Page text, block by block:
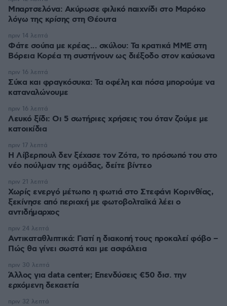
Μπαρτσελόνα: Ακύρωσε φιλικό παιχνίδι στο Μαρόκο
λόγω της κρίσης στη Θέουτα
Φάτε σούπα με κρέας... σκύλου: Τα κρατικά ΜΜΕ στη
Βόρεια Κορέα τη συστήνουν ως διέξοδο στον καύσωνα
πριν 14 λεπτά
Σύκα και φραγκόσυκα: Τα οφέλη και πόσα μπορούμε να
καταναλώνουμε
πριν 16 λεπτά
Λευκό ξίδι: Οι 5 σωτήριες χρήσεις του όταν ζούμε με
κατοικίδια
πριν 16 λεπτά
Η Λίβερπουλ δεν ξέχασε τον Ζότα, το πρόσωπό του στο
νέο πούλμαν της ομάδας, δείτε βίντεο
πριν 17 λεπτά
Χωρίς ενεργό μέτωπο η φωτιά στο Στεφάνι Κορινθίας,
ξεκίνησε από περιοχή με φωτοβολταϊκά λέει ο
αντιδήμαρχος
πριν 21 λεπτά
Αντικαταθλιπτικά: Γιατί η διακοπή τους προκαλεί φόβο –
Πώς θα γίνει σωστά και με ασφάλεια
πριν 24 λεπτά
Άλλος για data center; Επενδύσεις €50 δισ. την
ερχόμενη δεκαετία
πριν 30 λεπτά
πριν 32 λεπτά